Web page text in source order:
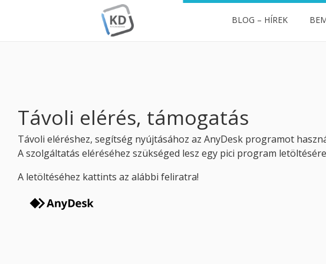
BLOG – HÍREK
Távoli elérés, támogatás
Távoli eléréshez, segítség nyújtásához az AnyDesk programot
A szolgáltatás eléréséhez szükséged lesz egy pici program
A letöltéséhez kattints az alábbi feliratra!